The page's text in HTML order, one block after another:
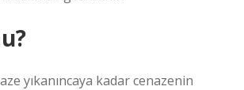
yıkanıncaya kadar cenazenin